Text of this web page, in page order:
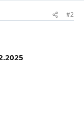
#2